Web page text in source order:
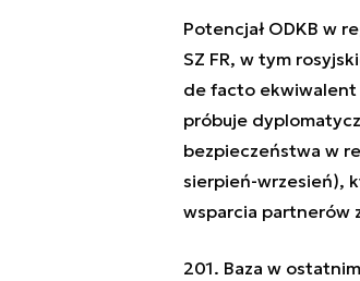
Potencjał ODKB w
SZ FR, w tym
de facto ekwiwalent
próbuje
bezpieczeństwa w
sierpień-wrzesień),
wsparcia partnerów
201. Baza w